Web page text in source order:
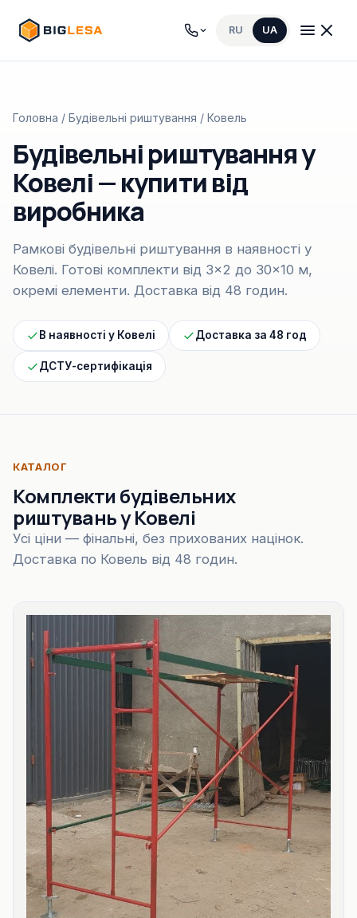
RU UA
Головна / Будівельні риштування / Ковель
Будівельні риштування у
Ковелі — купити від
виробника
Рамкові будівельні риштування в наявності у
Ковелі. Готові комплекти від 3×2 до 30×10 м,
окремі елементи. Доставка від 48 годин.
В наявності у Ковелі Доставка за 48 год
ДСТУ-сертифікація
КАТАЛОГ
Комплекти будівельних
риштувань у Ковелі
Усі ціни — фінальні, без прихованих націнок.
Доставка по Ковель від 48 годин.